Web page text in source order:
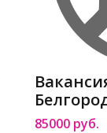
85000 руб.